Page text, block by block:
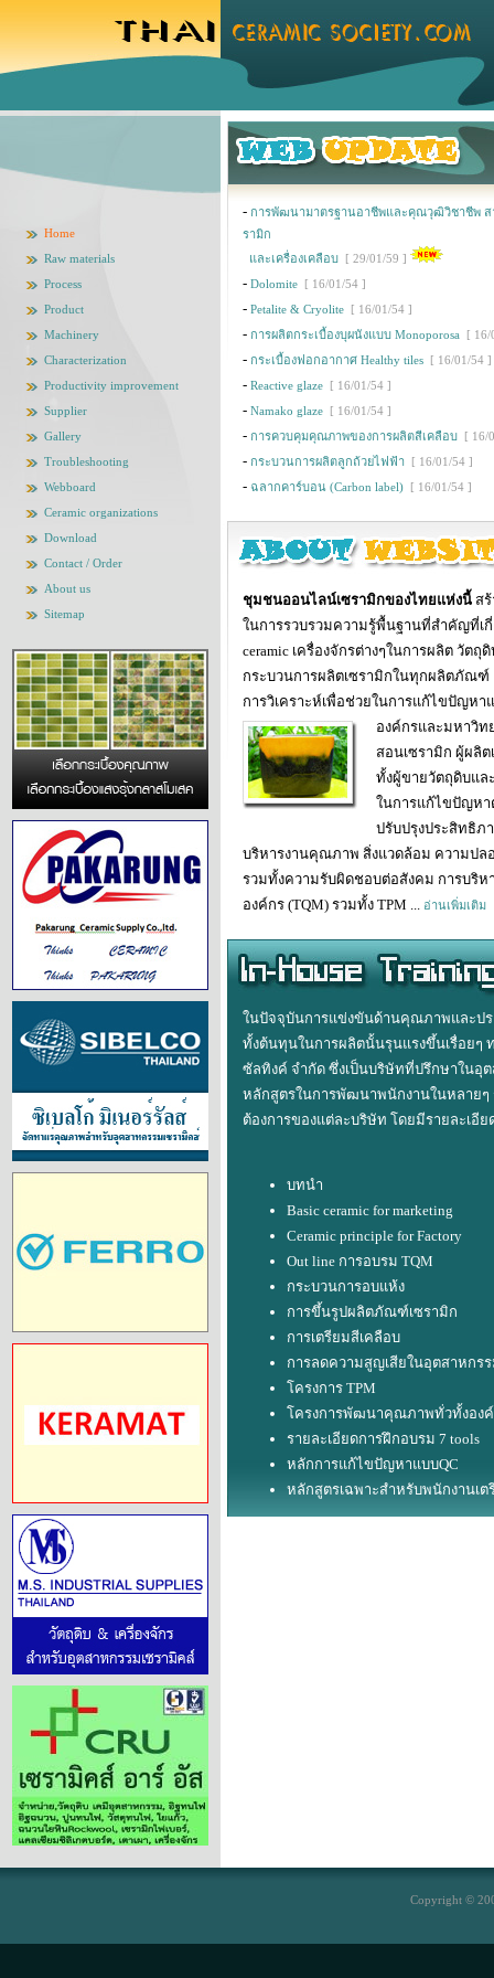
Home
Raw materials
Process
Product
Machinery
Characterization
Productivity improvement
Supplier
Gallery
Troubleshooting
Webboard
Ceramic organizations
Download
Contact / Order
About us
Sitemap
- การพัฒนามาตรฐานอาชีพและคุณวุฒิวิชาชีพ ส
รามิก
และเครื่องเคลือบ [ 29/01/59 ]
- Dolomite [ 16/01/54 ]
- Petalite & Cryolite [ 16/01/54 ]
- การผลิตกระเบื้องบุผนังแบบ Monoporosa [ 16/
- กระเบื้องฟอกอากาศ Healthy tiles [ 16/01/54 ]
- Reactive glaze [ 16/01/54 ]
- Namako glaze [ 16/01/54 ]
- การควบคุมคุณภาพของการผลิตสีเคลือบ [ 16/
- กระบวนการผลิตลูกถ้วยไฟฟ้า [ 16/01/54 ]
- ฉลากคาร์บอน (Carbon label) [ 16/01/54 ]
ชุมชนออนไลน์เซรามิกของไทยแห่งนี้ ส
ในการรวบรวมความรู้พื้นฐานที่สำคัญที่เกี่
ceramic เครื่องจักรต่างๆในการผลิต วัตถุ
กระบวนการผลิตเซรามิกในทุกผลิตภัณฑ์
การวิเคราะห์เพื่อช่วยในการแก้ไขปัญ
องค์กรและมหาวิท
สอนเซรามิก ผู้ผลิต
ทั้งผู้ขายวัตถุดิบแล
ในการแก้ไขปัญหา
ปรับปรุงประสิทธิภ
บริหารงานคุณภาพ สิ่งแวดล้อม ความปล
รวมทั้งความรับผิดชอบต่อสังคม การบริ
องค์กร (TQM) รวมทั้ง TPM ... อ่านเพิ่มเติม
ในปัจจุบันการแข่งขันด้านคุณภาพและป
ทั้งต้นทุนในการผลิตนั้นรุนแรงขึ้นเรื่อยๆ
ซัลทิงค์ จำกัด ซึ่งเป็นบริษัทที่ปรึกษาในอุ
หลักสูตรในการพัฒนาพนักงานในหลาย
ต้องการของแต่ละบริษัท โดยมีรายละเอีย
บทนำ
Basic ceramic for marketing
Ceramic principle for Factory
Out line การอบรม TQM
กระบวนการอบแห้ง
การขึ้นรูปผลิตภัณฑ์เซรามิก
การเตรียมสีเคลือบ
การลดความสูญเสียในอุตสาหกร
โครงการ TPM
โครงการพัฒนาคุณภาพทั่วทั้งอง
รายละเอียดการฝึกอบรม 7 tools
หลักการแก้ไขปัญหาแบบQC
หลักสูตรเฉพาะสำหรับพนักงานเ
Copyright ©